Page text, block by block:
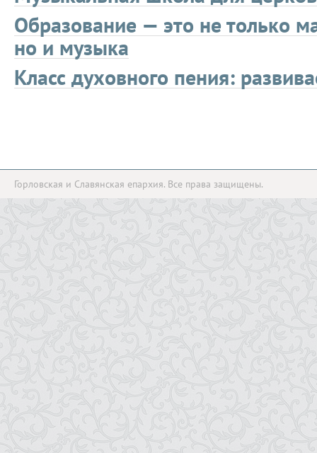
Образование — это не только
но и музыка
Класс духовного пения:
Горловская и Славянская епархия. Все права защищены.